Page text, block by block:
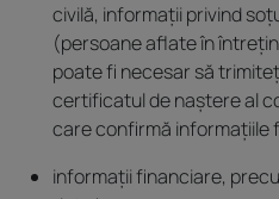
civilă, informații privind
(persoane aflate în
poate fi necesar să
certificatul de naștere al
care confirmă informațiile
informații financiare,